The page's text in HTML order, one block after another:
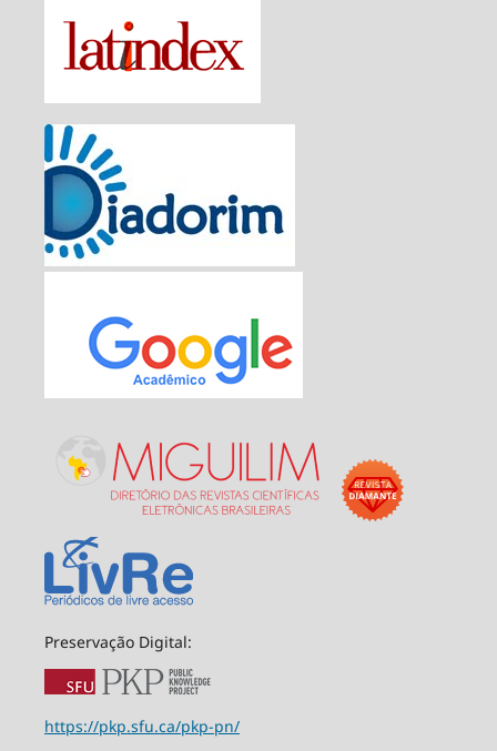
Preservação Digital:
https://pkp.sfu.ca/pkp-pn/